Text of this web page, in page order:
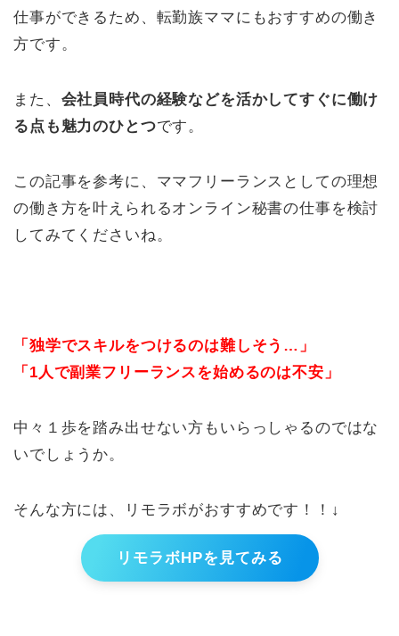
仕事ができるため、転勤族ママにもおすすめの働き
方です。
また、 会社員時代の経験などを活かしてすぐに働け
る点も魅力のひとつです。
この記事を参考に、ママフリーランスとしての理想
の働き方を叶えられるオンライン秘書の仕事を検討
してみてくださいね。
「独学でスキルをつけるのは難しそう…」
「1人で副業フリーランスを始めるのは不安」
中々１歩を踏み出せない方もいらっしゃるのではな
いでしょうか。
そんな方には、リモラボがおすすめです！！↓
リモラボHPを見てみる